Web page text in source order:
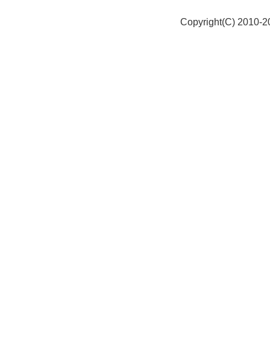
Copyright(C) 2010-